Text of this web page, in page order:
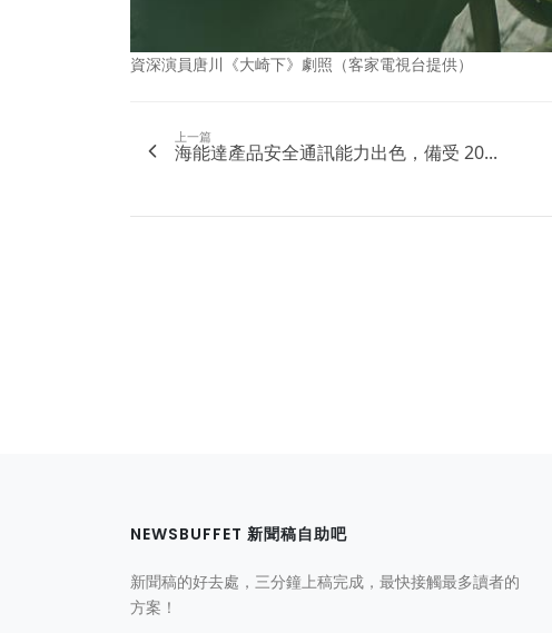
資深演員唐川《大崎下》劇照（客家電視台提供）
上一篇
海能達產品安全通訊能力出色，備受 20...
NEWSBUFFET 新聞稿自助吧
新聞稿的好去處，三分鐘上稿完成，最快接觸最多讀者的
方案！